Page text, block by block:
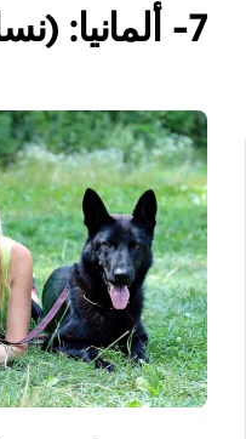
7- ألمانيا: (نساء ألمانيات)